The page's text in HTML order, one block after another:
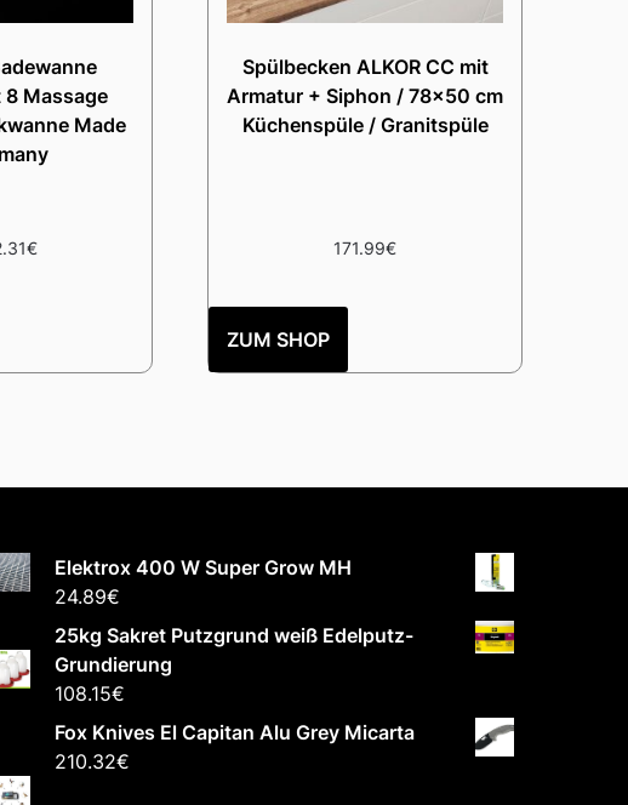
Massage
Made
€
Spülbecken ALKOR CC mit
Armatur + Siphon / 78×50 cm
Küchenspüle / Granitspüle
171.99€
ZUM SHOP
Elektrox 400 W Super Grow MH
24.89€
25kg Sakret Putzgrund weiß Edelputz-
Grundierung
108.15€
Fox Knives El Capitan Alu Grey Micarta
210.32€